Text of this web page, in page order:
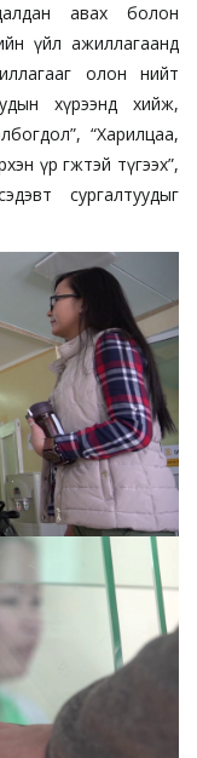
авах болон
үйл ажиллагаанд
олон нийт
хүрээнд хийж,
“Харилцаа,
үр өгөөжтэй түгээх”,
сургалтуудыг